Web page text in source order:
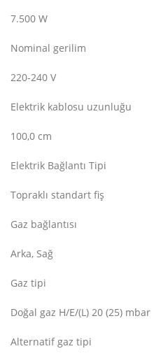
7.500 W
Nominal gerilim
220-240 V
Elektrik kablosu uzunluğu
100,0 cm
Elektrik Bağlantı Tipi
Topraklı standart fiş
Gaz bağlantısı
Arka, Sağ
Gaz tipi
Doğal gaz H/E/(L) 20 (25) mbar
Alternatif gaz tipi